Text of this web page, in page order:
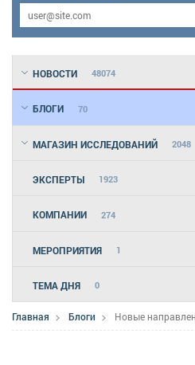
НОВОСТИ 48074
БЛОГИ 70
МАГАЗИН ИССЛЕДОВАНИЙ 2048
ЭКСПЕРТЫ 1923
КОМПАНИИ 274
МЕРОПРИЯТИЯ 1
ТЕМА ДНЯ 0
Главная Блоги Новые